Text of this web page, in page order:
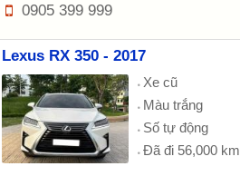
0905 399 999
Lexus RX 350 - 2017
Xe cũ
Màu trắng
Số tự động
Đã đi 56,000 km